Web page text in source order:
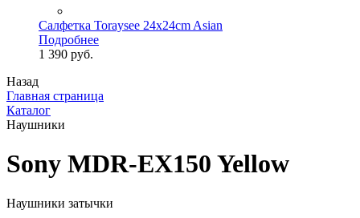
Салфетка Toraysee 24x24cm Asian
Подробнее
1 390 руб.
Назад
Главная страница
Каталог
Наушники
Sony MDR-EX150 Yellow
Наушники затычки